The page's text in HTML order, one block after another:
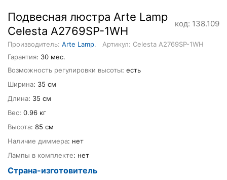
Подвеcная люстра Arte Lamp
Celesta A2769SP-1WH
код: 138.109
Производитель: Arte Lamp.
Артикул: Celesta A2769SP-1WH
Гарантия: 30 мес.
Возможность регулировки высоты: есть
Ширина: 35 см
Длина: 35 см
Вес: 0.96 кг
Высота: 85 см
Наличие диммера: нет
Лампы в комплекте: нет
Страна-изготовитель